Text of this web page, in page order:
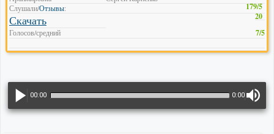
Слушали/Отзывы: 179/5
Скачать 20
Голосов/средний 7/5
00:00 0:00